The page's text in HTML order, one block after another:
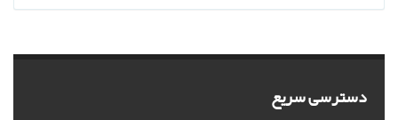
دسترسی سریع